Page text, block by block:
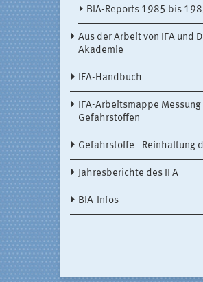
BIA-Reports 1985 bis
Aus der Arbeit von IFA und
Akademie
IFA-Handbuch
IFA-Arbeitsmappe Messung
Gefahrstoffen
Gefahrstoffe - Reinhaltung
Jahresberichte des IFA
BIA-Infos